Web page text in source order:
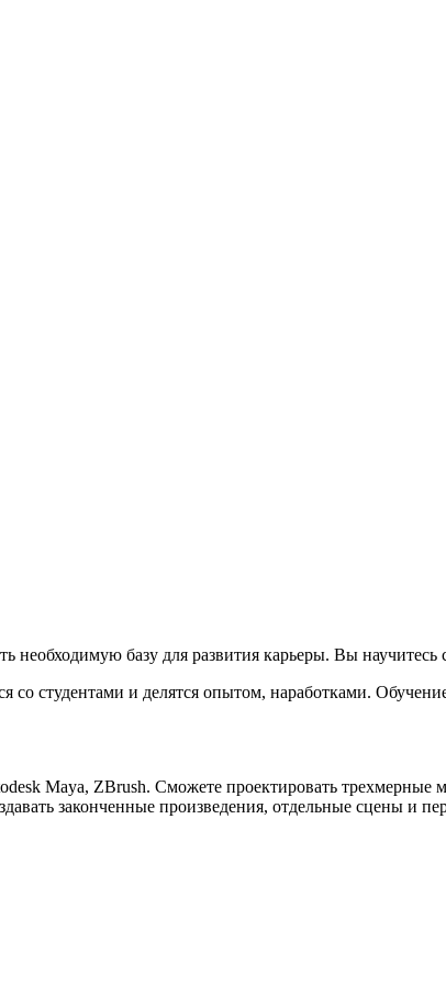
необходимую базу для развития карьеры. Вы
студентами и делятся опытом, наработками.
Maya, ZBrush. Сможете проектировать трехмерные
законченные произведения, отдельные сцены и